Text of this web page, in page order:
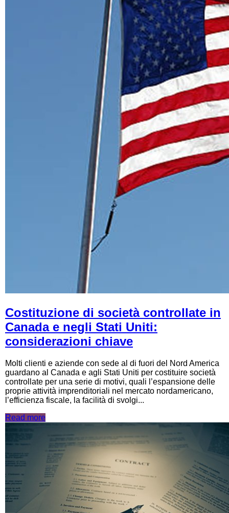
Costituzione di società controllate in
Canada e negli Stati Uniti:
considerazioni chiave
Molti clienti e aziende con sede al di fuori del Nord America
guardano al Canada e agli Stati Uniti per costituire società
controllate per una serie di motivi, quali l’espansione delle
proprie attività imprenditoriali nel mercato nordamericano,
l’efficienza fiscale, la facilità di svolgi...
Read more